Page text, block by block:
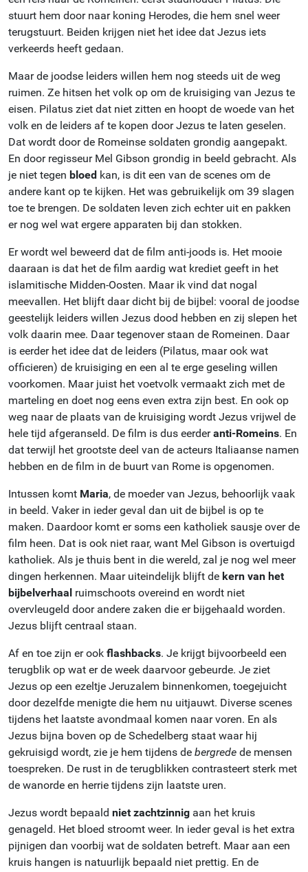
stuurt hem door naar koning Herodes, die hem snel weer
terugstuurt. Beiden krijgen niet het idee dat Jezus iets
verkeerds heeft gedaan.
Maar de joodse leiders willen hem nog steeds uit de weg
ruimen. Ze hitsen het volk op om de kruisiging van Jezus te
eisen. Pilatus ziet dat niet zitten en hoopt de woede van het
volk en de leiders af te kopen door Jezus te laten geselen.
Dat wordt door de Romeinse soldaten grondig aangepakt.
En door regisseur Mel Gibson grondig in beeld gebracht. Als
je niet tegen bloed kan, is dit een van de scenes om de
andere kant op te kijken. Het was gebruikelijk om 39 slagen
toe te brengen. De soldaten leven zich echter uit en pakken
er nog wel wat ergere apparaten bij dan stokken.
Er wordt wel beweerd dat de film anti-joods is. Het mooie
daaraan is dat het de film aardig wat krediet geeft in het
islamitische Midden-Oosten. Maar ik vind dat nogal
meevallen. Het blijft daar dicht bij de bijbel: vooral de joodse
geestelijk leiders willen Jezus dood hebben en zij slepen het
volk daarin mee. Daar tegenover staan de Romeinen. Daar
is eerder het idee dat de leiders (Pilatus, maar ook wat
officieren) de kruisiging en een al te erge geseling willen
voorkomen. Maar juist het voetvolk vermaakt zich met de
marteling en doet nog eens even extra zijn best. En ook op
weg naar de plaats van de kruisiging wordt Jezus vrijwel de
hele tijd afgeranseld. De film is dus eerderanti-Romeins. En
dat terwijl het grootste deel van de acteurs Italiaanse namen
hebben en de film in de buurt van Rome is opgenomen.
Intussen komt Maria, de moeder van Jezus, behoorlijk vaak
in beeld. Vaker in ieder geval dan uit de bijbel is op te
maken. Daardoor komt er soms een katholiek sausje over de
film heen. Dat is ook niet raar, want Mel Gibson is overtuigd
katholiek. Als je thuis bent in die wereld, zal je nog wel meer
dingen herkennen. Maar uiteindelijk blijft de kern van het
bijbelverhaal ruimschoots overeind en wordt niet
overvleugeld door andere zaken die er bijgehaald worden.
Jezus blijft centraal staan.
Af en toe zijn er ook flashbacks. Je krijgt bijvoorbeeld een
terugblik op wat er de week daarvoor gebeurde. Je ziet
Jezus op een ezeltje Jeruzalem binnenkomen, toegejuicht
door dezelfde menigte die hem nu uitjauwt. Diverse scenes
tijdens het laatste avondmaal komen naar voren. En als
Jezus bijna boven op de Schedelberg staat waar hij
gekruisigd wordt, zie je hem tijdens de bergrede de mensen
toespreken. De rust in de terugblikken contrasteert sterk met
de wanorde en herrie tijdens zijn laatste uren.
Jezus wordt bepaald niet zachtzinnig aan het kruis
genageld. Het bloed stroomt weer. In ieder geval is het extra
pijnigen dan voorbij wat de soldaten betreft. Maar aan een
kruis hangen is natuurlijk bepaald niet prettig. En de